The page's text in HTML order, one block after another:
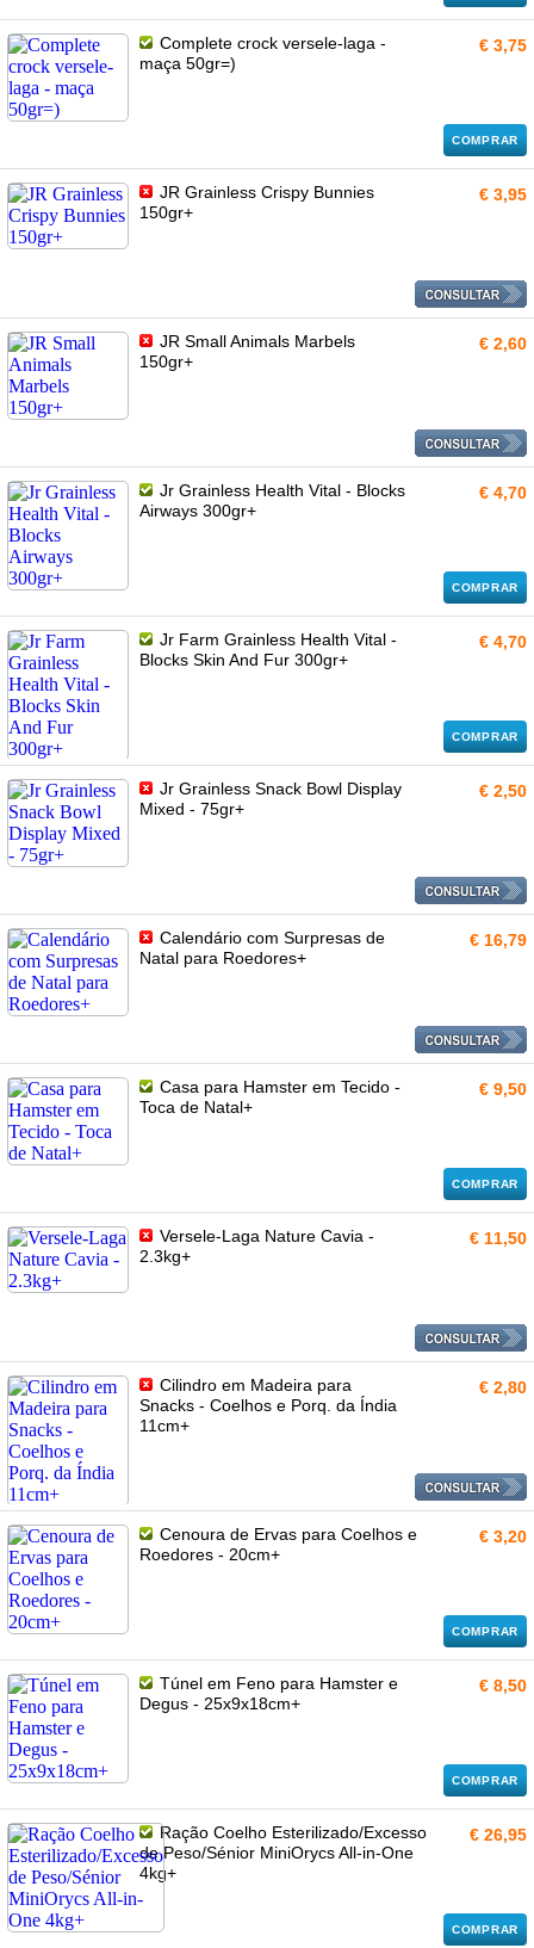
Complete crock versele-laga -
maça 50gr=)
€ 3,75
COMPRAR
JR Grainless Crispy Bunnies
150gr+
€ 3,95
JR Small Animals Marbels
150gr+
€ 2,60
Jr Grainless Health Vital - Blocks
Airways 300gr+
€ 4,70
COMPRAR
Jr Farm Grainless Health Vital -
Blocks Skin And Fur 300gr+
€ 4,70
COMPRAR
Jr Grainless Snack Bowl Display
Mixed - 75gr+
€ 2,50
Calendário com Surpresas de
Natal para Roedores+
€ 16,79
Casa para Hamster em Tecido -
Toca de Natal+
€ 9,50
COMPRAR
Versele-Laga Nature Cavia -
2.3kg+
€ 11,50
Cilindro em Madeira para
Snacks - Coelhos e Porq. da Índia
11cm+
€ 2,80
Cenoura de Ervas para Coelhos e
Roedores - 20cm+
€ 3,20
COMPRAR
Túnel em Feno para Hamster e
Degus - 25x9x18cm+
€ 8,50
COMPRAR
Ração Coelho Esterilizado/Excesso
de Peso/Sénior MiniOrycs All-in-One
4kg+
€ 26,95
COMPRAR